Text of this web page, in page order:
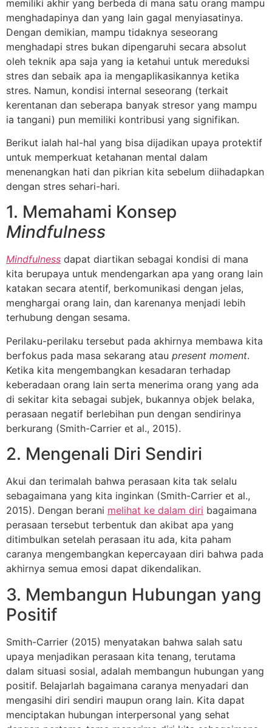
memiliki akhir yang berbeda di mana satu orang mampu
menghadapinya dan yang lain gagal menyiasatinya.
Dengan demikian, mampu tidaknya seseorang
menghadapi stres bukan dipengaruhi secara absolut
oleh teknik apa saja yang ia ketahui untuk mereduksi
stres dan sebaik apa ia mengaplikasikannya ketika
stres. Namun, kondisi internal seseorang (terkait
kerentanan dan seberapa banyak stresor yang mampu
ia tangani) pun memiliki kontribusi yang signifikan.
Berikut ialah hal-hal yang bisa dijadikan upaya protektif
untuk memperkuat ketahanan mental dalam
menenangkan hati dan pikrian kita sebelum diihadapkan
dengan stres sehari-hari.
1. Memahami Konsep
Mindfulness
Mindfulness dapat diartikan sebagai kondisi di mana
kita berupaya untuk mendengarkan apa yang orang lain
katakan secara atentif, berkomunikasi dengan jelas,
menghargai orang lain, dan karenanya menjadi lebih
terhubung dengan sesama.
Perilaku-perilaku tersebut pada akhirnya membawa kita
berfokus pada masa sekarang atau present moment.
Ketika kita mengembangkan kesadaran terhadap
keberadaan orang lain serta menerima orang yang ada
di sekitar kita sebagai subjek, bukannya objek belaka,
perasaan negatif berlebihan pun dengan sendirinya
berkurang (Smith-Carrier et al., 2015).
2. Mengenali Diri Sendiri
Akui dan terimalah bahwa perasaan kita tak selalu
sebagaimana yang kita inginkan (Smith-Carrier et al.,
2015). Dengan berani melihat ke dalam diri bagaimana
perasaan tersebut terbentuk dan akibat apa yang
ditimbulkan setelah perasaan itu ada, kita paham
caranya mengembangkan kepercayaan diri bahwa pada
akhirnya semua emosi dapat dikendalikan.
3. Membangun Hubungan yang
Positif
Smith-Carrier (2015) menyatakan bahwa salah satu
upaya menjadikan perasaan kita tenang, terutama
dalam situasi sosial, adalah membangun hubungan yang
positif. Belajarlah bagaimana caranya menyadari dan
mengasihi diri sendiri maupun orang lain. Kita dapat
menciptakan hubungan interpersonal yang sehat